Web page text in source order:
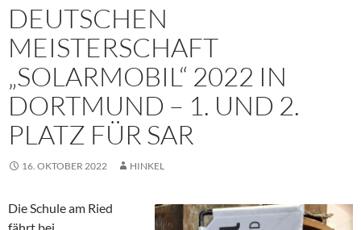
DEUTSCHEN
MEISTERSCHAFT
„SOLARMOBIL“ 2022 IN
DORTMUND – 1. UND 2.
PLATZ FÜR SAR
16. OKTOBER 2022 HINKEL
Die Schule am Ried